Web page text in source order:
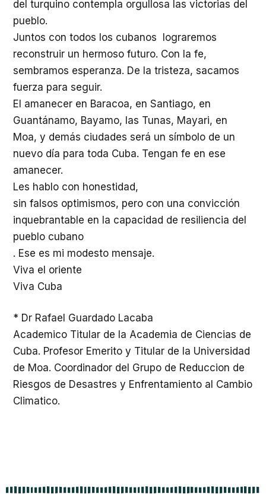
del turquino contempla orgullosa las victorias del
pueblo.
Juntos con todos los cubanos lograremos
reconstruir un hermoso futuro. Con la fe,
sembramos esperanza. De la tristeza, sacamos
fuerza para seguir.
El amanecer en Baracoa, en Santiago, en
Guantánamo, Bayamo, las Tunas, Mayari, en
Moa, y demás ciudades será un símbolo de un
nuevo día para toda Cuba. Tengan fe en ese
amanecer.
Les hablo con honestidad,
sin falsos optimismos, pero con una convicción
inquebrantable en la capacidad de resiliencia del
pueblo cubano
. Ese es mi modesto mensaje.
Viva el oriente
Viva Cuba
* Dr Rafael Guardado Lacaba
Academico Titular de la Academia de Ciencias de
Cuba. Profesor Emerito y Titular de la Universidad
de Moa. Coordinador del Grupo de Reduccion de
Riesgos de Desastres y Enfrentamiento al Cambio
Climatico.